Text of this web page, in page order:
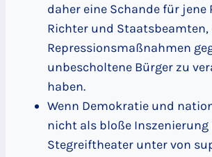
daher eine Schande für jene
Richter und
Repressionsmaßnahmen
unbescholtene Bürger zu
haben.
Wenn Demokratie und
nicht als bloße Inszenierung
Stegreiftheater unter von